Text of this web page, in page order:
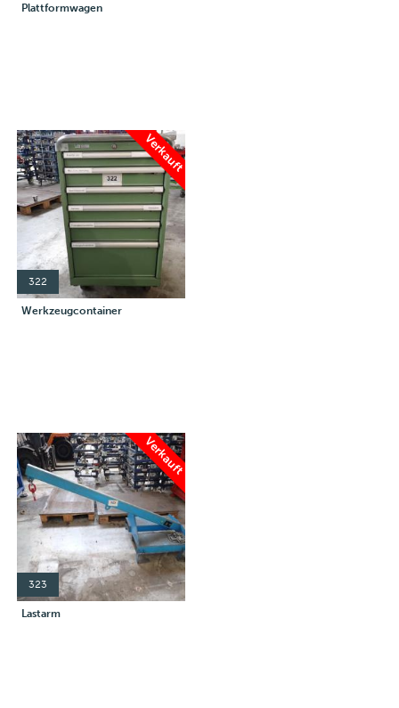
Plattformwagen
Verkauft
322
Werkzeugcontainer
Verkauft
323
Lastarm